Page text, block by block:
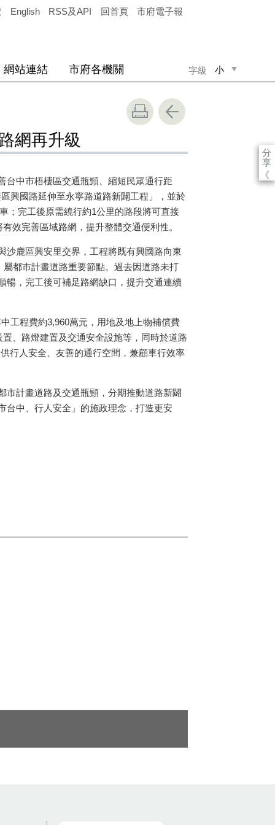
English RSS及API 回首頁 市府電子報
字級 小
網站連結 市府各機關
分
享
《
網再升級
台中市梧棲區交通瓶頸、縮短民眾通行距
興國路延伸至永寧路道路新闢工程」，並於
；完工後原需繞行約1公里的路段將可直接
效完善區域路網，提升整體交通便利性。
沙鹿區興安里交界，工程將既有興國路向東
都市計畫道路重要節點。過去因道路未打
暢，完工後可補足路網缺口，提升交通連續
工程費約3,960萬元，用地及地上物補償費
、路燈建置及交通安全設施等，同時於道路
行人安全、友善的通行空間，兼顧車行效率
市計畫道路及交通瓶頸，分期推動道路新闢
台中、行人安全」的施政理念，打造更安